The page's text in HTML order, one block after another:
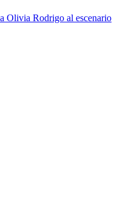
Olivia Rodrigo al escenario